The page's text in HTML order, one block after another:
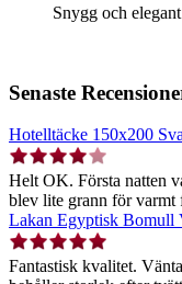
Snygg och elegant
Senaste
Hotelltäcke 150x200
Helt OK. Första natten
blev lite grann för varmt
Lakan Egyptisk Bomull
Fantastisk kvalitet.